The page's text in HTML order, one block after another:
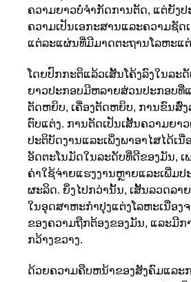
ຄວາມຍາວບໍ່ຈໍາກັດການຕັດ, ແຕ່ຍັງ
ຄວາມເປັນເອກະສານແລະຄວາມຊັດ
ແຕ່ລະແຜ່ນທີ່ມີມາດຕະຖານໂລຫະແ
ໂດຍປົກກະຕິແລ້ວເສັ້ນໂຄ້ງລົງໃນລະ
ຍາວປະກອບມີຫລາຍສ່ວນປະກອບທີ່ແ
ຕັດຫຍິບ, ເຄື່ອງຕັດຫຍິບ, ການຂົນສົ່ງ
ຕົບແຕ່ງ. ການຕັດເປັນເສັ້ນຄວາມຍາ
ປະຕິບັດງານແລະເພິ່ງພາອາໄສໄດ້ເນື່
ອັດຕະໂນມັດໃນລະດັບທີ່ດີຂອງມັນ, ເ
ຄ່າໃຊ້ຈ່າຍແຮງງານຫຼາຍແລະເພີ່ມປ
ຜະລິດ. ຍິ່ງໄປກວ່ານັ້ນ, ເສັ້ນລວດລາ
ໃນອຸດສາຫະກໍາປຸງແຕ່ງໂລຫະເນື່ອງ
ຂອງຄວາມຖືກຕ້ອງຂອງມັນ, ແລະມີກ
ກວ້າງຂວາງ.
ດ້ວຍຄວາມຄືບຫນ້າຂອງສັງຄົມແລະ